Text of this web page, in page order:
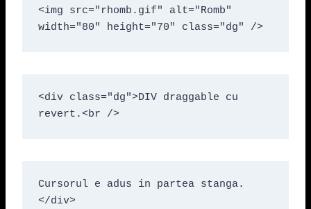
<img src="rhomb.gif" alt="Romb"
width="80" height="70" class="dg" />
<div class="dg">DIV draggable cu
revert.<br />
Cursorul e adus in partea stanga.
</div>